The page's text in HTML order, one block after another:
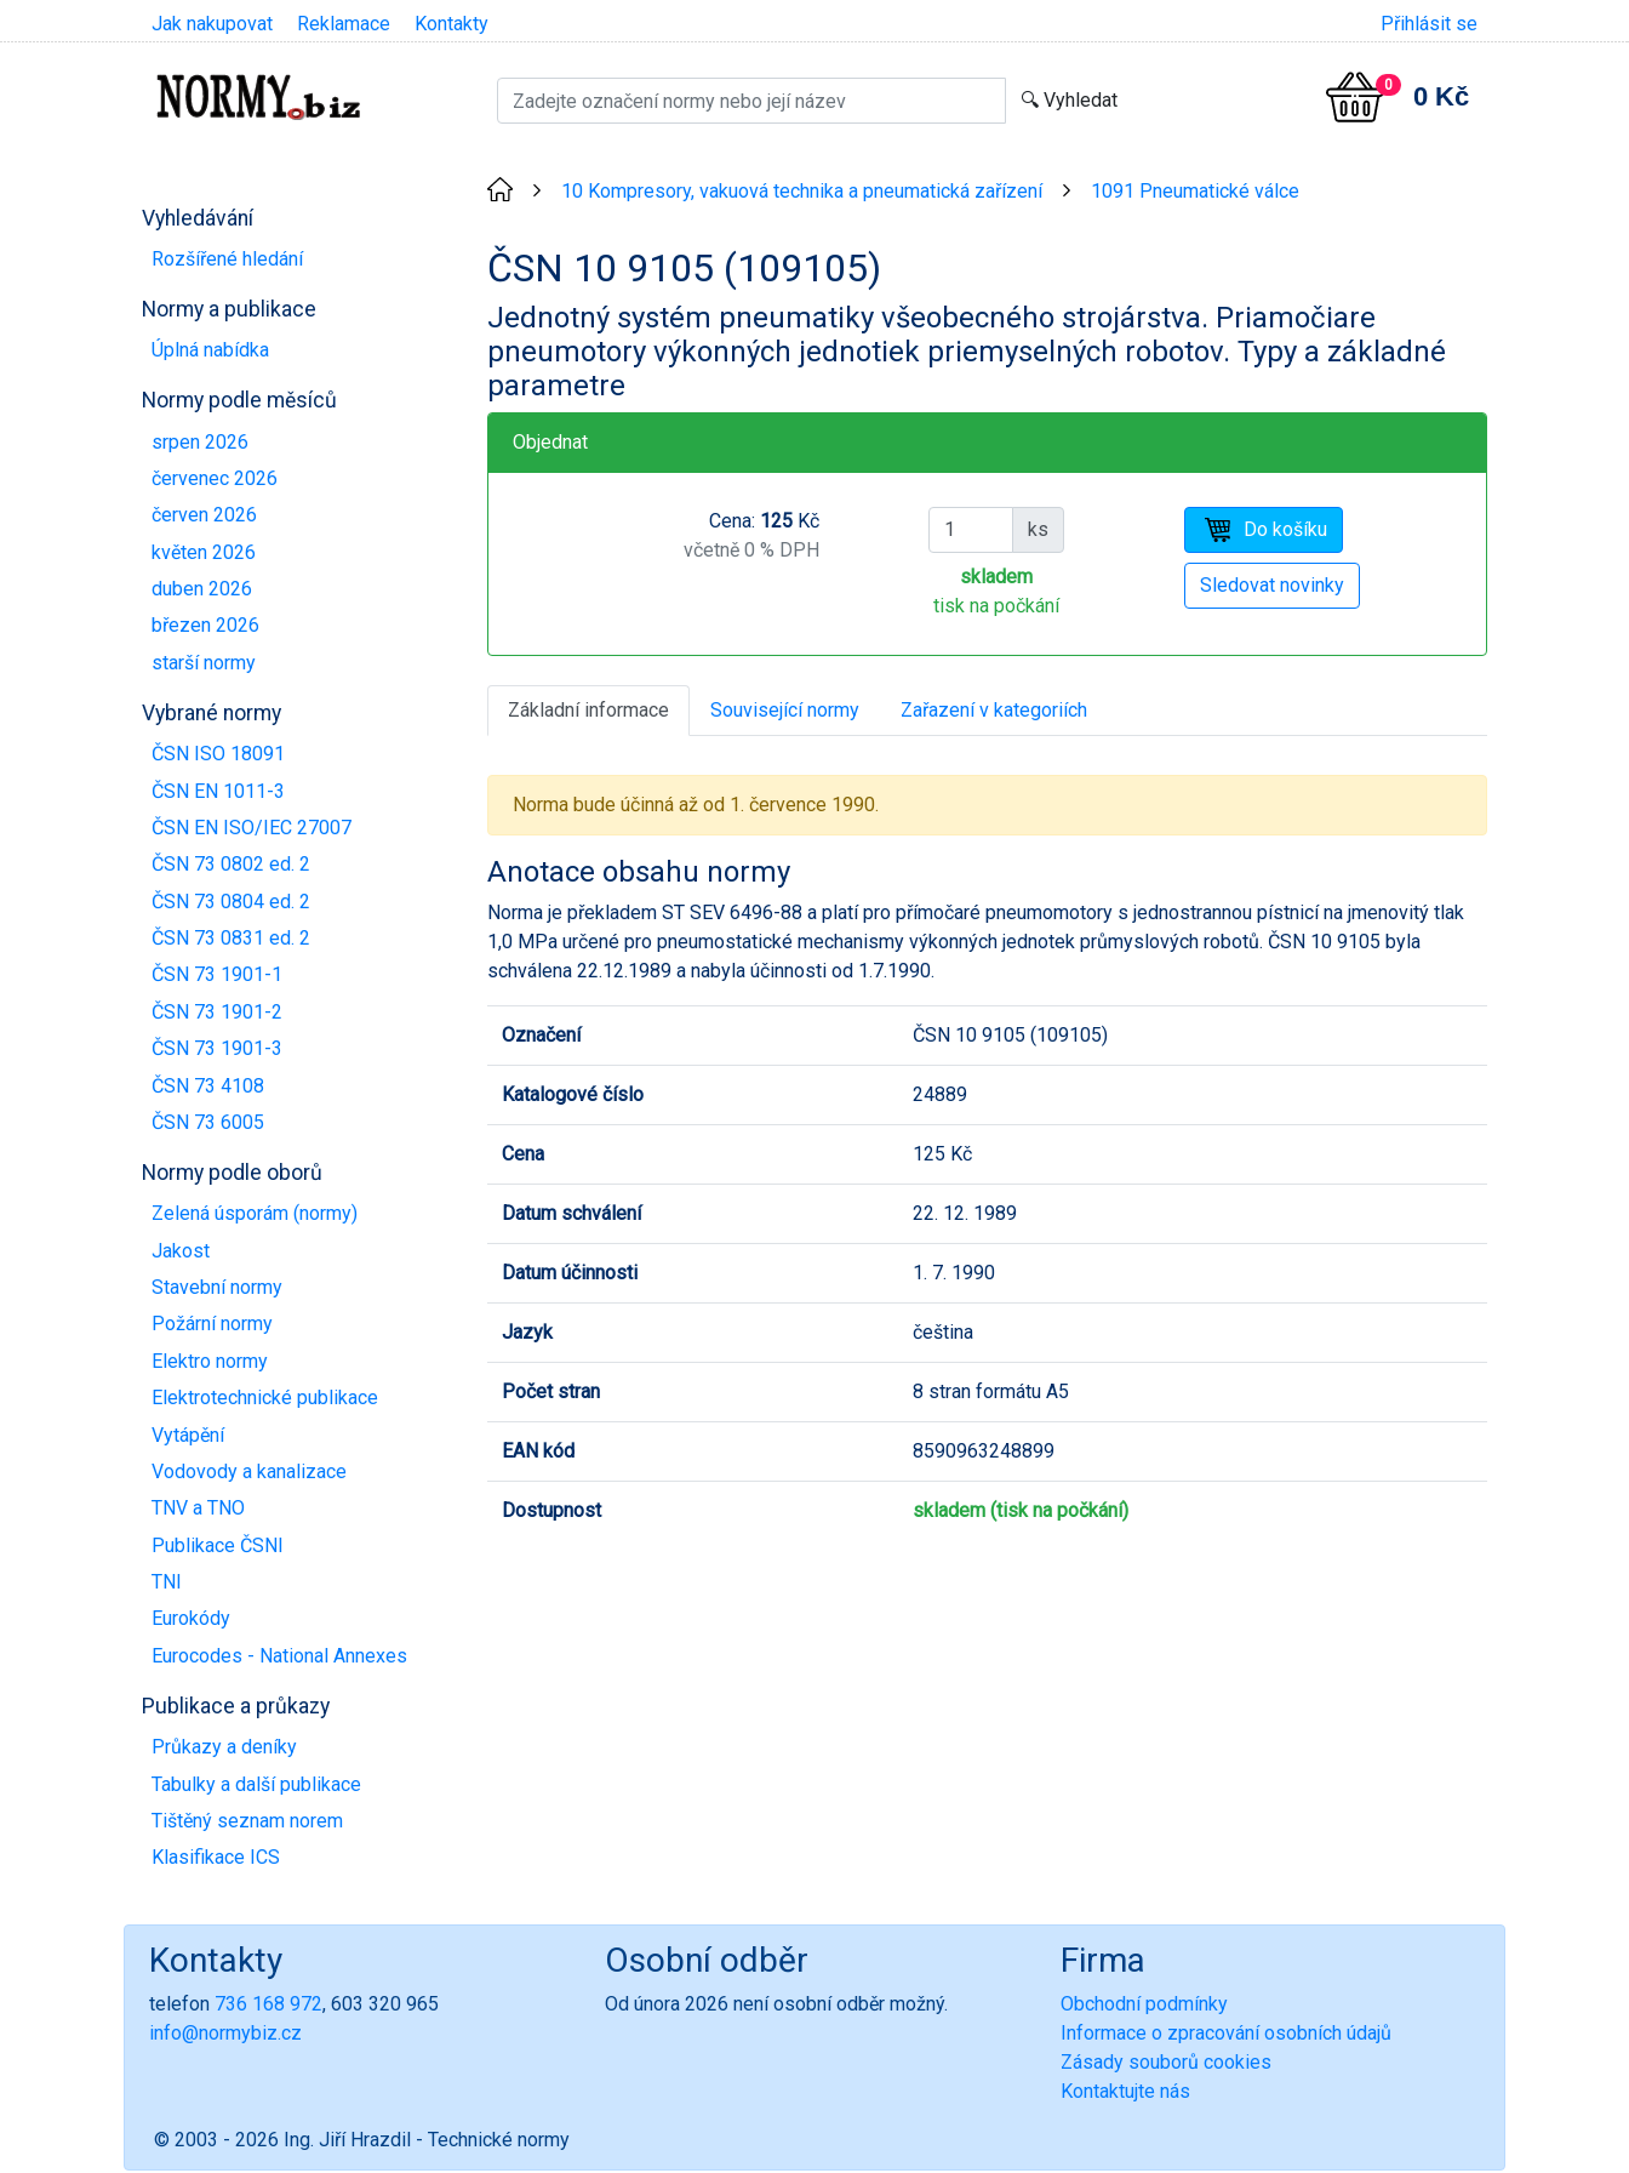
Jak nakupovat Reklamace Kontakty Přihlásit se
0 0 Kč
Vyhledávání
Rozšířené hledání
Normy a publikace
Úplná nabídka
Normy podle měsíců
srpen 2026
červenec 2026
červen 2026
květen 2026
duben 2026
březen 2026
starší normy
Vybrané normy
ČSN ISO 18091
ČSN EN 1011-3
ČSN EN ISO/IEC 27007
ČSN 73 0802 ed. 2
ČSN 73 0804 ed. 2
ČSN 73 0831 ed. 2
ČSN 73 1901-1
ČSN 73 1901-2
ČSN 73 1901-3
ČSN 73 4108
ČSN 73 6005
Normy podle oborů
Zelená úsporám (normy)
Jakost
Stavební normy
Požární normy
Elektro normy
Elektrotechnické publikace
Vytápění
Vodovody a kanalizace
TNV a TNO
Publikace ČSNI
TNI
Eurokódy
Eurocodes - National Annexes
Publikace a průkazy
Průkazy a deníky
Tabulky a další publikace
Tištěný seznam norem
Klasifikace ICS
10 Kompresory, vakuová technika a pneumatická zařízení 1091 Pneumatické válce
ČSN 10 9105 (109105)
Jednotný systém pneumatiky všeobecného strojárstva. Priamočiare
pneumotory výkonných jednotiek priemyselných robotov. Typy a základné
parametre
Objednat
Cena: 125Kč
včetně 0 % DPH
ks
skladem
tisk na počkání
Základní informace Související normy Zařazení v kategoriích
Norma bude účinná až od 1. července 1990.
Anotace obsahu normy
Norma je překladem ST SEV 6496-88 a platí pro přímočaré pneumomotory s jednostrannou pístnicí na jmenovitý tlak
1,0 MPa určené pro pneumostatické mechanismy výkonných jednotek průmyslových robotů. ČSN 10 9105 byla
schválena 22.12.1989 a nabyla účinnosti od 1.7.1990.
Označení ČSN 10 9105 (109105)
Katalogové číslo 24889
Cena 125 Kč
Datum schválení 22. 12. 1989
Datum účinnosti 1. 7. 1990
Jazyk čeština
Počet stran 8 stran formátu A5
EAN kód 8590963248899
Dostupnost skladem (tisk na počkání)
Kontakty
telefon 736 168 972, 603 320 965
info@normybiz.cz
Osobní odběr
Od února 2026 není osobní odběr možný.
Firma
Obchodní podmínky
Informace o zpracování osobních údajů
Zásady souborů cookies
Kontaktujte nás
© 2003 - 2026 Ing. Jiří Hrazdil - Technické normy